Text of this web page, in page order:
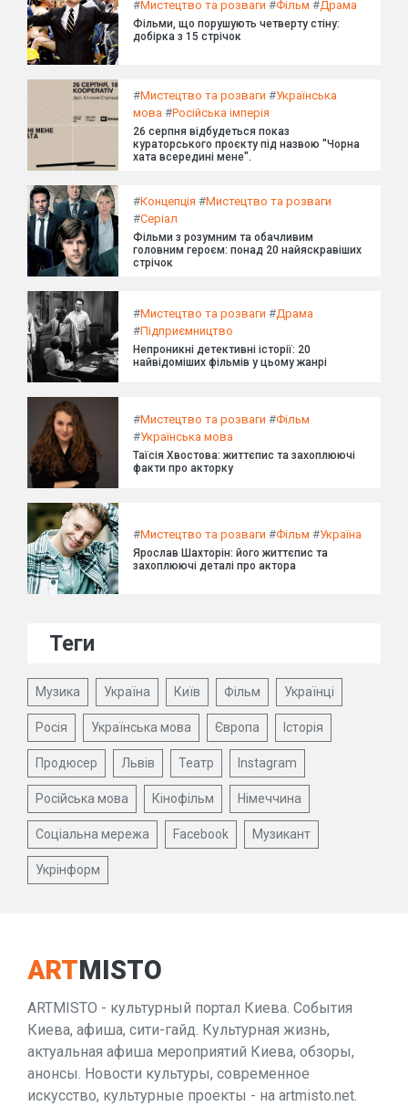
#Мистецтво та розваги #Фільм #Драма
Фільми, що порушують четверту стіну:
добірка з 15 стрічок
#Мистецтво та розваги #Українська
мова #Російська імперія
26 серпня відбудеться показ
кураторського проєкту під назвою "Чорна
хата всередині мене".
#Концепція #Мистецтво та розваги
#Серіал
Фільми з розумним та обачливим
головним героєм: понад 20 найяскравіших
стрічок
#Мистецтво та розваги #Драма
#Підприємництво
Непроникні детективні історії: 20
найвідоміших фільмів у цьому жанрі
#Мистецтво та розваги #Фільм
#Українська мова
Таїсія Хвостова: життєпис та захоплюючі
факти про акторку
#Мистецтво та розваги #Фільм #Україна
Ярослав Шахторін: його життєпис та
захоплюючі деталі про актора
Теги
Музика Україна Київ Фільм Українці
Росія Українська мова Європа Історія
Продюсер Львів Театр Instagram
Російська мова Кінофільм Німеччина
Соціальна мережа Facebook Музикант
Укрінформ
ARTMISTO
ARTMISTO - культурный портал Киева. События
Киева, афиша, сити-гайд. Культурная жизнь,
актуальная афиша мероприятий Киева, обзоры,
анонсы. Новости культуры, современное
искусство, культурные проекты - на artmisto.net.